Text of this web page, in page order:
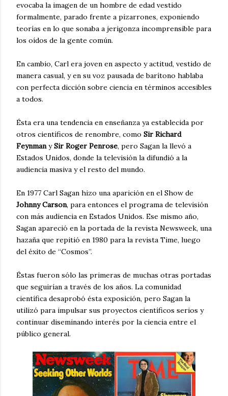
evocaba la imagen de un hombre de edad vestido
formalmente, parado frente a pizarrones, exponiendo
teorías en lo que sonaba a jerigonza incomprensible para
los oídos de la gente común.
En cambio, Carl era joven en aspecto y actitud, vestido de
manera casual, y en su voz pausada de barítono hablaba
con perfecta dicción sobre ciencia en términos accesibles
a todos.
Ésta era una tendencia en enseñanza ya establecida por
otros científicos de renombre, como Sir Richard
FeynmanySir Roger Penrose, pero Sagan la llevó a
Estados Unidos, donde la televisión la difundió a la
audiencia masiva y el resto del mundo.
En 1977 Carl Sagan hizo una aparición en el Show de
Johnny Carson, para entonces el programa de televisión
con más audiencia en Estados Unidos. Ese mismo año,
Sagan apareció en la portada de la revista Newsweek, una
hazaña que repitió en 1980 para la revista Time, luego
del éxito de “Cosmos”.
Éstas fueron sólo las primeras de muchas otras portadas
que seguirían a través de los años. La comunidad
científica desaprobó ésta exposición, pero Sagan la
utilizó para impulsar sus proyectos científicos serios y
continuar diseminando interés por la ciencia entre el
público general.